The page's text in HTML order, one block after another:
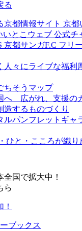
る
国で拡大中！
ら